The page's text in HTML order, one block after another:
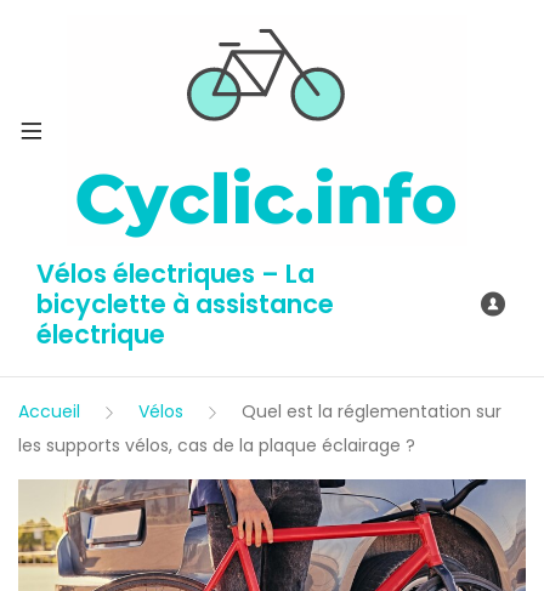
Vélos électriques – La
bicyclette à assistance
électrique
Accueil Vélos
Quel est la réglementation sur
les supports vélos, cas de la plaque éclairage ?